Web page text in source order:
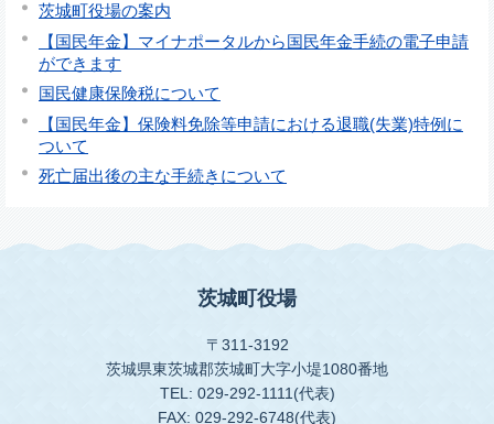
茨城町役場の案内
【国民年金】マイナポータルから国民年金手続の電子申請
ができます
国民健康保険税について
【国民年金】保険料免除等申請における退職(失業)特例に
ついて
死亡届出後の主な手続きについて
茨城町役場
〒311-3192
茨城県東茨城郡茨城町大字小堤1080番地
TEL: 029-292-1111(代表)
FAX: 029-292-6748(代表)